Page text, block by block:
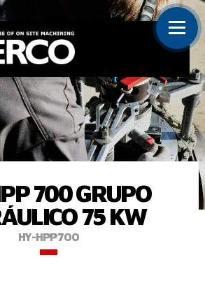
700 GRUPO
75 KW
HY-HPP700